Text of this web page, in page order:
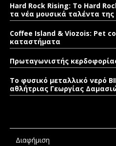
Hard Rock Rising: Το Hard
τα νέα μουσικά ταλέντα
Coffee Island & Viozois: Pet
καταστήματα
Πρωταγωνιστής
Το φυσικό μεταλλικό νερό
αθλήτριας Γεωργίας
Διαφήμιση